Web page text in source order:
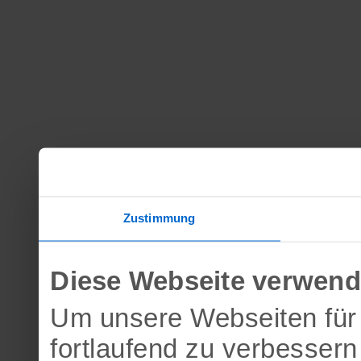
Zustimmung
Diese Webseite
Um unsere Webseiten
fortlaufend zu